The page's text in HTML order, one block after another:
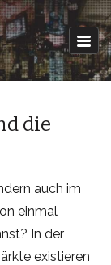
die
auch im
einmal
In der
existieren